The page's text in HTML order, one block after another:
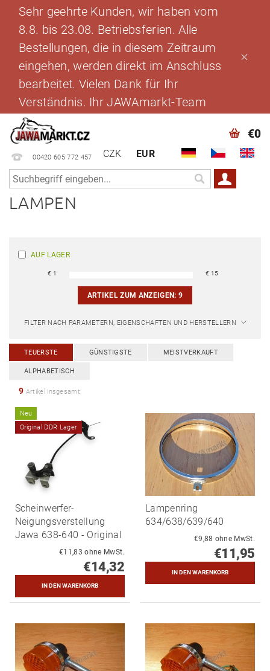
Sehr geehrte Kunden, wir haben vom
8.8. bis 23.08. Betriebsferien. Alle
Bestellungen, die in diesem Zeitraum
eingehen, werden direkt im Anschluss
bearbeitet. Vielen Dank für Ihr
Verständnis. Ihr JAWAmarkt-Team
00420 605 772 457 CZK EUR
€0
LAMPEN
AUF LAGER
€1 € 15
ARTIKEL ZUM ANZEIGEN: 9
FILTER NACH PARAMETERN, EIGENSCHAFTEN UND HERSTELLERN
TEUERSTE GÜNSTIGSTE MEISTVERKAUFT
ALPHABETISCH
9 Artikel insgesamt
Neu
Original DDR Lager
Scheinwerfer-
Neigungsverstellung
Jawa 638-640 - Original
€11,83 ohne MwSt.
€14,32
Lampenring
634/638/639/640
€9,88 ohne MwSt.
€11,95